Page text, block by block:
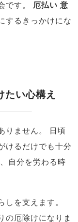
です。
厄払い 意
するきっかけにな
たい心構え
りません。
日頃
けるだけでも十分
自分を労わる時
しを支えます。
の厄除けになりま